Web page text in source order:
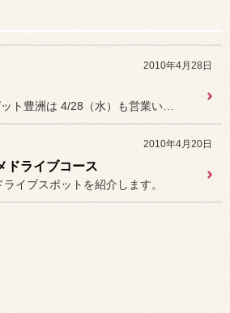
2010年4月28日
2010年4月20日
ドライブコース
イブスポットを紹介します。